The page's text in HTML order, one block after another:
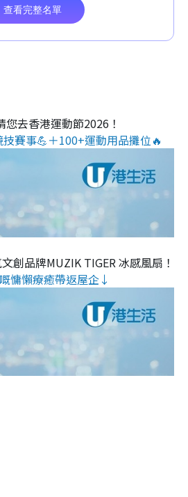
您去香港運動節2026！
賽事💪＋100+運動用品攤位🔥
創品牌MUZIK TIGER 冰感風扇！
慵懶療癒帶返屋企↓